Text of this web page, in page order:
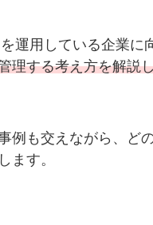
運用している企業に
理する考え方を解説
例も交えながら、ど
ます。